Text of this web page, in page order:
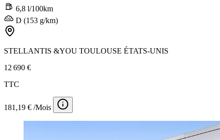
6,8 l/100km
D (153 g/km)
STELLANTIS &YOU TOULOUSE ÉTATS-UNIS
12 690 €
TTC
181,19 € /Mois